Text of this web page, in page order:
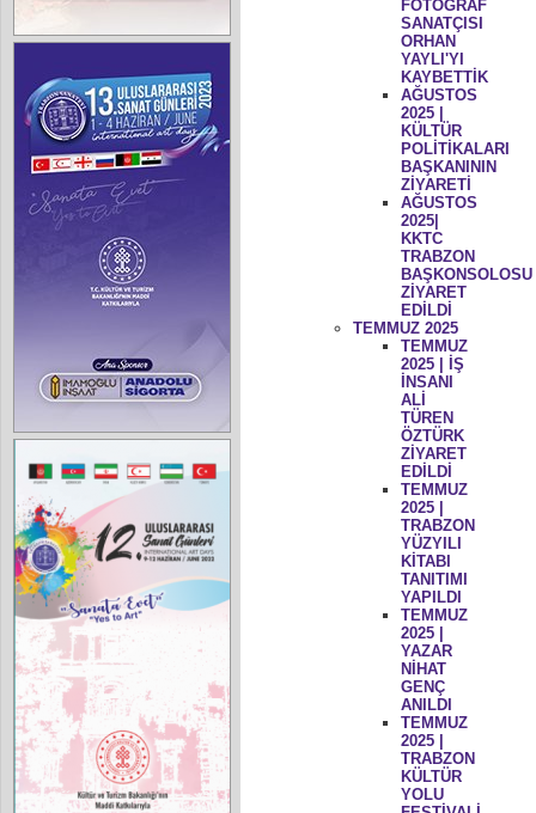
FOTOĞRAF
SANATÇISI
ORHAN
YAYLI'YI
KAYBETTİK
AĞUSTOS
2025 |
KÜLTÜR
POLİTİKALARI
BAŞKANININ
ZİYARETİ
AĞUSTOS
2025|
KKTC
TRABZON
BAŞKONSOLOSU
ZİYARET
EDİLDİ
TEMMUZ 2025
TEMMUZ
2025 | İŞ
İNSANI
ALİ
TÜREN
ÖZTÜRK
ZİYARET
EDİLDİ
TEMMUZ
2025 |
TRABZON
YÜZYILI
KİTABI
TANITIMI
YAPILDI
TEMMUZ
2025 |
YAZAR
NİHAT
GENÇ
ANILDI
TEMMUZ
2025 |
TRABZON
KÜLTÜR
YOLU